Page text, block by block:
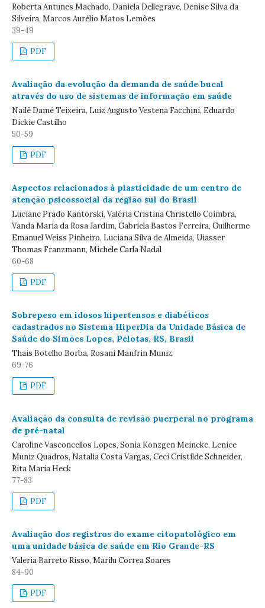
Roberta Antunes Machado, Daniela Dellegrave, Denise Silva da
Silveira, Marcos Aurélio Matos Lemões
39-49
PDF
Avaliação da evolução da demanda de saúde bucal
através do uso de sistemas de informação em saúde
Nailê Damé Teixeira, Luiz Augusto Vestena Facchini, Eduardo
Dickie Castilho
50-59
PDF
Aspectos relacionados à plasticidade de um centro de
atenção psicossocial da região sul do Brasil
Luciane Prado Kantorski, Valéria Cristina Christello Coimbra,
Vanda Maria da Rosa Jardim, Gabriela Bastos Ferreira, Guilherme
Emanuel Weiss Pinheiro, Luciana Silva de Almeida, Uiasser
Thomas Franzmann, Michele Carla Nadal
60-68
PDF
Sobrepeso em idosos hipertensos e diabéticos
cadastrados no Sistema HiperDia da Unidade Básica de
Saúde do Simões Lopes, Pelotas, RS, Brasil
Thais Botelho Borba, Rosani Manfrin Muniz
69-76
PDF
Avaliação da consulta de revisão puerperal no programa
de pré-natal
Caroline Vasconcellos Lopes, Sonia Konzgen Meincke, Lenice
Muniz Quadros, Natalia Costa Vargas, Ceci Cristilde Schneider,
Rita Maria Heck
77-83
PDF
Avaliação dos registros do exame citopatológico em
uma unidade básica de saúde em Rio Grande-RS
Valeria Barreto Risso, Marilu Correa Soares
84-90
PDF